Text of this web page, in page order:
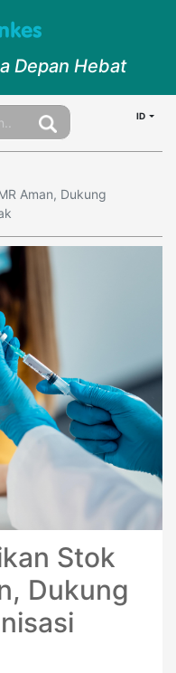
Depan Hebat
ID
Aman, Dukung
Stok
Dukung